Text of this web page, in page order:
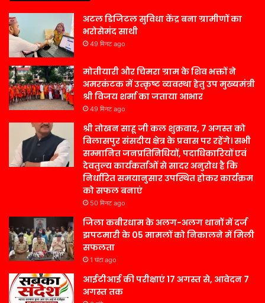
अटल डिजिटल सुविधा केंद्र बना ग्रामीणों का
भरोसेमंद साथी
49 मिनट ago
मोतीयारी और चिमरा ग्राम के शिव भक्तों ने
अमरकंटक में उत्कृष्ट व्यवस्था हेतु उप मुख्यमंत्री
श्री विजय शर्मा का जताया आभार
49 मिनट ago
श्री तोखन साहू जी कल शुक्रवार, 7 अगस्त को
बिलासपुर संसदीय क्षेत्र के प्रवास पर रहेंगे। सभी
सम्मानित जनप्रतिनिधियों, पदाधिकारियों एवं
देवतुल्य कार्यकर्ताओं से सादर अनुरोध है कि
निर्धारित समयानुसार उपस्थित होकर कार्यक्रम
को सफल बनाएं
50 मिनट ago
जिला कबीरधाम के अलग-अलग थानों में दर्ज
झपटमारी के 05 मामलों को निकालने में मिली
सफलता
1 घंटा ago
आईटीआई की परीक्षाएं 17 अगस्त से, आवेदन 7
अगस्त तक